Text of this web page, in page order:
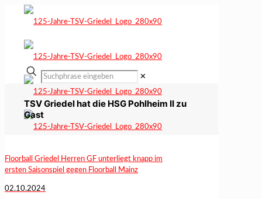
✕
TSV Griedel hat die HSG Pohlheim II zu
Gast
Floorball Griedel Herren GF unterliegt knapp im
ersten Saisonspiel gegen Floorball Mainz
02.10.2024